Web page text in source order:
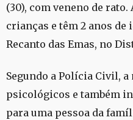
(30), com veneno de
crianças e têm 2 anos de
Recanto das Emas, no
Segundo a Polícia Civil,
psicológicos e também
para uma pessoa da